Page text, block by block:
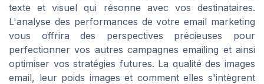
texte et visuel qui résonne avec vos destinataires.
L'analyse des performances de votre email marketing
vous offrira des perspectives précieuses pour
perfectionner vos autres campagnes emailing et ainsi
optimiser vos stratégies futures. La qualité des images
email, leur poids images et comment elles s'intègrent